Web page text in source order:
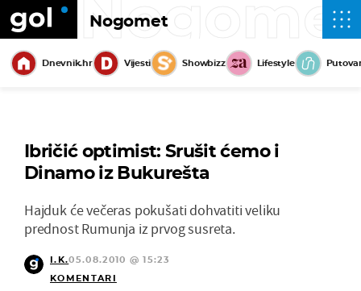
Nogomet
Dnevnik.hr Vijesti Showbizz Lifestyle
Ibričić optimist: Srušit ćemo i
Dinamo iz Bukurešta
Hajduk će večeras pokušati dohvatiti veliku
prednost Rumunja iz prvog susreta.
I.K.05.08.2010 @ 15:23
KOMENTARI